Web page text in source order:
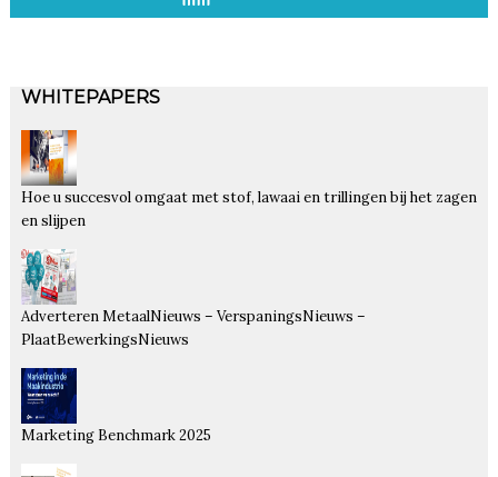
WHITEPAPERS
Hoe u succesvol omgaat met stof, lawaai en trillingen bij het zagen
en slijpen
Adverteren MetaalNieuws – VerspaningsNieuws –
PlaatBewerkingsNieuws
Marketing Benchmark 2025